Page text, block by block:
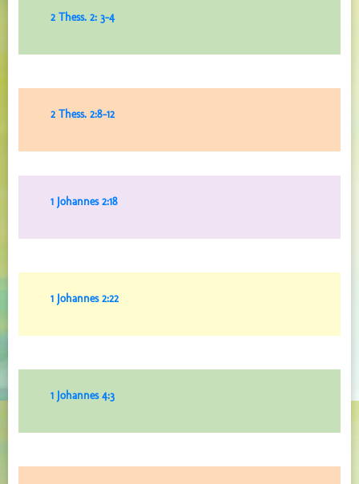
2 Thess. 2: 3-4
2 Thess. 2:8-12
1 Johannes 2:18
1 Johannes 2:22
1 Johannes 4:3